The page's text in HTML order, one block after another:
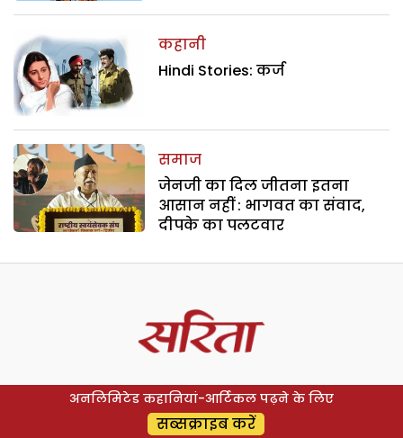
कहानी
Hindi Stories: कर्ज
समाज
जेनजी का दिल जीतना इतना
आसान नहीं : भागवत का संवाद,
दीपके का पलटवार
अनलिमिटेड कहानियां-आर्टिकल पढ़ने के लिए
सब्सक्राइब करें